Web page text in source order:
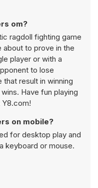
om?
ragdoll fighting game
about to prove in the
player or with a
to lose
result in winning
Have fun playing
Y8.com!
on mobile?
for desktop play and
keyboard or mouse.